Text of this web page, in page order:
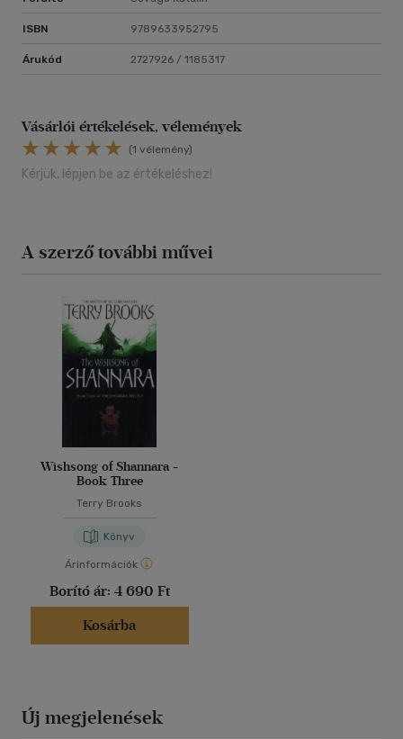
ISBN 9789633952795
Árukód 2727926 / 1185317
Vásárlói értékelések, vélemények
(1 vélemény)
Kérjük, lépjen be az értékeléshez!
A szerző további művei
Wishsong of Shannara -
Book Three
Terry Brooks
Könyv
Árinformációk
Borító ár: 4 690 Ft
Kosárba
Új megjelenések